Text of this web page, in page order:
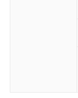
対応済
非含有に
対応予定